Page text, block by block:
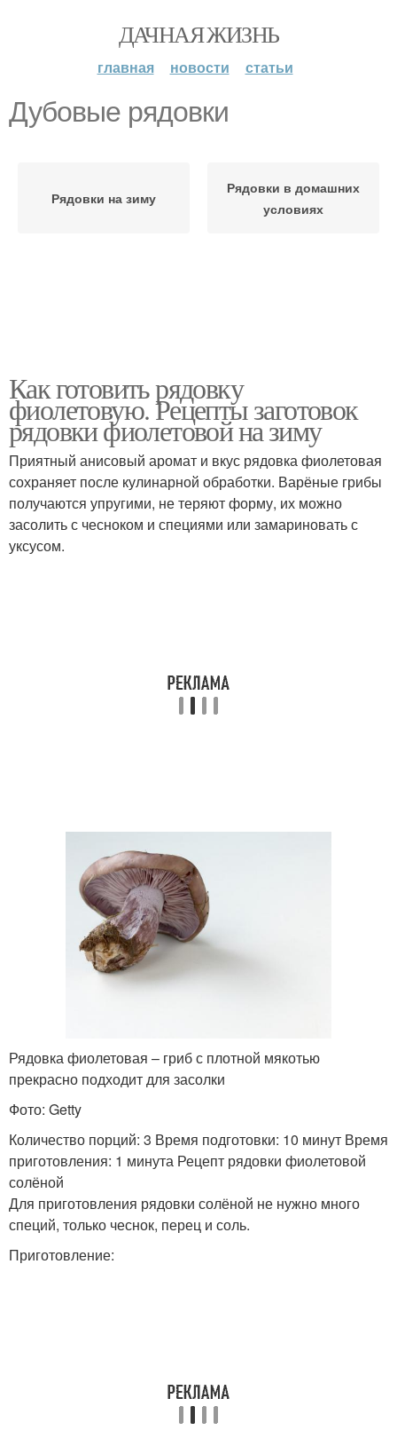
ДАЧНАЯ ЖИЗНЬ
главная новости статьи
Дубовые рядовки
Рядовки на зиму
Рядовки в домашних
условиях
Как готовить рядовку
фиолетовую. Рецепты заготовок
рядовки фиолетовой на зиму
Приятный анисовый аромат и вкус рядовка фиолетовая
сохраняет после кулинарной обработки. Варёные грибы
получаются упругими, не теряют форму, их можно
засолить с чесноком и специями или замариновать с
уксусом.
Рядовка фиолетовая – гриб с плотной мякотью
прекрасно подходит для засолки
Фото: Getty
Количество порций: 3 Время подготовки: 10 минут Время
приготовления: 1 минута Рецепт рядовки фиолетовой
солёной
Для приготовления рядовки солёной не нужно много
специй, только чеснок, перец и соль.
Приготовление: